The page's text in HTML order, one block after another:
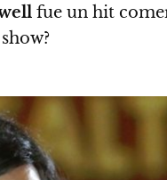
fue un hit